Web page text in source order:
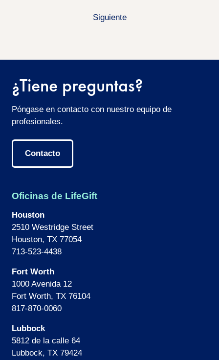
Siguiente
¿Tiene preguntas?
Póngase en contacto con nuestro equipo de
profesionales.
Contacto
Oficinas de LifeGift
Houston
2510 Westridge Street
Houston, TX 77054
713-523-4438
Fort Worth
1000 Avenida 12
Fort Worth, TX 76104
817-870-0060
Lubbock
5812 de la calle 64
Lubbock, TX 79424